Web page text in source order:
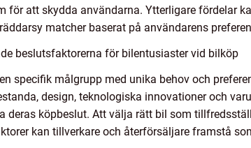
för att skydda användarna. Ytterligare fördelar
matcher baserat på användarens
beslutsfaktorerna för bilentusiaster vid bilköp
specifik målgrupp med unika behov och
design, teknologiska innovationer och
deras köpbeslut. Att välja rätt bil som
kan tillverkare och återförsäljare framstå